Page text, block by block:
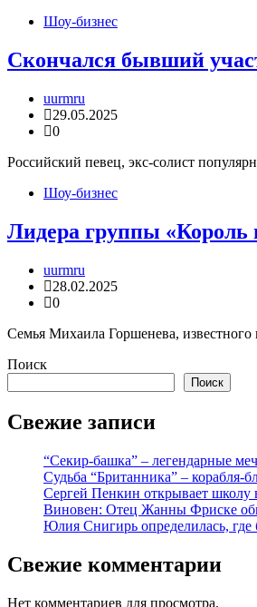
Шоу-бизнес
Скончался бывший
uurmru
29.05.2025
0
Российский певец, экс-солист
Шоу-бизнес
Лидера группы
uurmru
28.02.2025
0
Семья Михаила Горшенева,
Поиск
Поиск
Свежие записи
“Секир-башка” – легендарные
Судьба “Британника” – корабля-
Сергей Пенкин открывает школу
Виновен: Отец Жанны Фриске
Юлия Снигирь определилась, где
Свежие комментарии
Нет комментариев для просмотра.